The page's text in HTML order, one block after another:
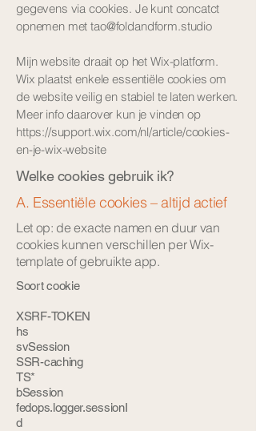
gegevens via cookies. Je kunt concatct
opnemen mettao@foldandform.studio
Mijn website draait op het Wix-platform.
Wix plaatst enkele essentiële cookies om
de website veilig en stabiel te laten werken.
Meer info daarover kun je vinden op
https://support.wix.com/nl/article/cookies-
en-je-wix-website
Welke cookies gebruik ik?
A. Essentiële cookies – altijd actief
Let op: de exacte namen en duur van
cookies kunnen verschillen per Wix-
template of gebruikte app.
Soort cookie
XSRF-TOKEN
hs
svSession
SSR-caching
TS*
bSession
fedops.logger.sessionI
d